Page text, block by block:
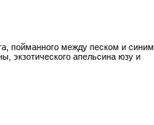
пойманного между песком и синим
экзотического апельсина юзу и